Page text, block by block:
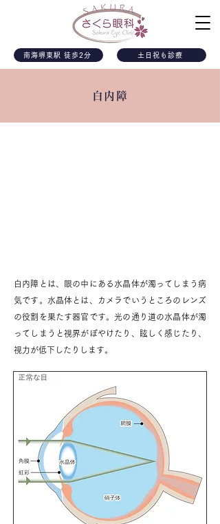
南海堺東駅 徒歩2分 土日祝も診療
白内障
白内障とは、眼の中にある水晶体が濁ってしまう病
気です。水晶体とは、カメラでいうところのレンズ
の役割を果たす器官です。光の通り道の水晶体が濁
ってしまうと視界がぼやけたり、眩しく感じたり、
視力が低下したりします。